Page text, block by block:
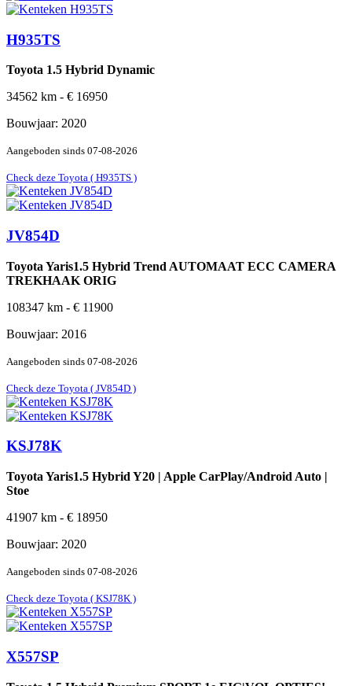
H935TS
Toyota 1.5 Hybrid Dynamic
34562 km - € 16950
Bouwjaar: 2020
Aangeboden sinds 07-08-2026
Check deze Toyota ( H935TS )
JV854D
Toyota Yaris1.5 Hybrid Trend AUTOMAAT ECC CAMERA
TREKHAAK ORIG
108347 km - € 11900
Bouwjaar: 2016
Aangeboden sinds 07-08-2026
Check deze Toyota ( JV854D )
KSJ78K
Toyota Yaris1.5 Hybrid Y20 | Apple CarPlay/Android Auto |
Stoe
41907 km - € 18950
Bouwjaar: 2020
Aangeboden sinds 07-08-2026
Check deze Toyota ( KSJ78K )
X557SP